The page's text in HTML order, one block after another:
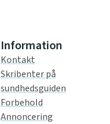
Information
Kontakt
Skribenter på
sundhedsguiden
Forbehold
Annoncering